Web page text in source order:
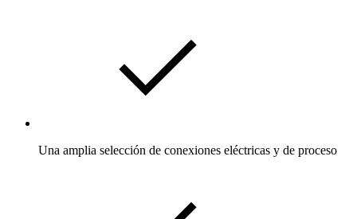
Una amplia selección de conexiones eléctricas y de proceso